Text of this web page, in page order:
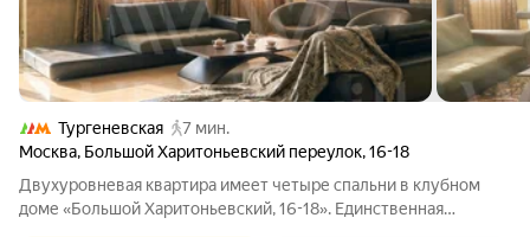
Тургеневская
7 мин.
Москва, Большой Харитоньевский переулок,16-18
Двухуровневая квартира имеет четыре спальни в клубном
доме «Большой Харитоньевский, 16-18». Единственная